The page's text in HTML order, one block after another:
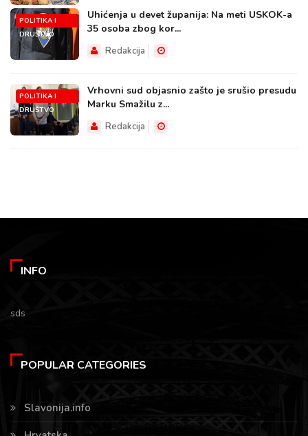
POLITIKA I
DRUŠTVO
Uhićenja u devet županija: Na meti USKOK-a
35 osoba zbog kor...
Redakcija
POLITIKA I
DRUŠTVO
Vrhovni sud objasnio zašto je srušio presudu
Marku Smažilu z...
Redakcija
INFO
sds
POPULAR CATEGORIES
Slavonija.info